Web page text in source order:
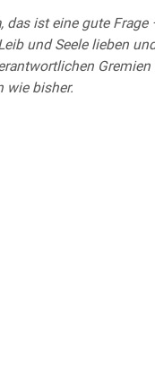
das ist eine gute
und Seele lieben
wie bisher.